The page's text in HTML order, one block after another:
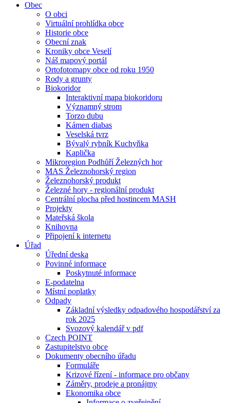
Obec
O obci
Virtuální prohlídka obce
Historie obce
Obecní znak
Kroniky obce Veselí
Náš mapový portál
Ortofotomapy obce od roku 1950
Rody a grunty
Biokoridor
Interaktivní mapa biokoridoru
Významný strom
Torzo dubu
Kámen diabas
Veselská tvrz
Bývalý rybník Kuchyňka
Kaplička
Mikroregion Podhůří Železných hor
MAS Železnohorský region
Železnohorský produkt
Železné hory - regionální produkt
Centrální plocha před hostincem MASH
Projekty
Mateřská škola
Knihovna
Připojení k internetu
Úřad
Úřední deska
Povinné informace
Poskytnuté informace
E-podatelna
Místní poplatky
Odpady
Základní výsledky odpadového hospodářství za
rok 2025
Svozový kalendář v pdf
Czech POINT
Zastupitelstvo obce
Dokumenty obecního úřadu
Formuláře
Krizové řízení - informace pro občany
Záměry, prodeje a pronájmy
Ekonomika obce